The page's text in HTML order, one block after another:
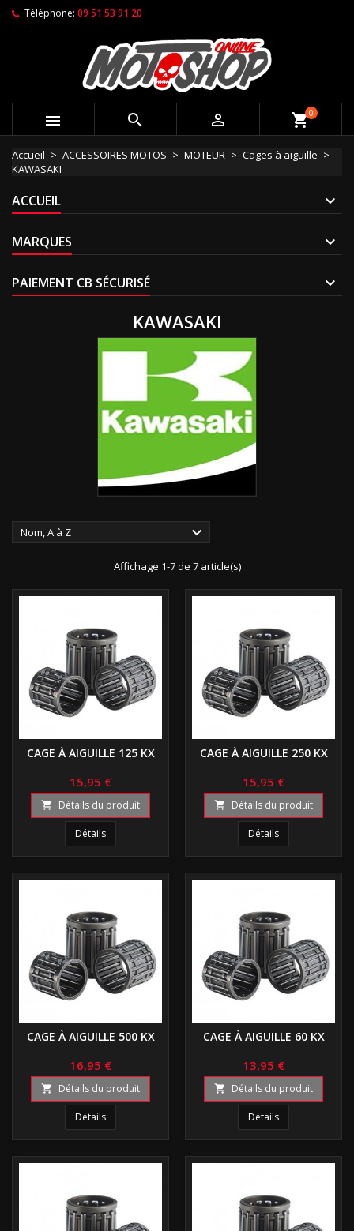
Téléphone: 09 51 53 91 20
   shopping_cart0
Accueil ACCESSOIRES MOTOS MOTEUR
Cages à aiguille
KAWASAKI
ACCUEIL
MARQUES
PAIEMENT CB SÉCURISÉ
KAWASAKI
Nom, A à Z 
Affichage 1-7 de 7 article(s)
CAGE À AIGUILLE 125 KX
15,95 €
 Détails du produit
Détails
CAGE À AIGUILLE 250 KX
15,95 €
 Détails du produit
Détails
CAGE À AIGUILLE 500 KX
16,95 €
 Détails du produit
Détails
CAGE À AIGUILLE 60 KX
13,95 €
 Détails du produit
Détails